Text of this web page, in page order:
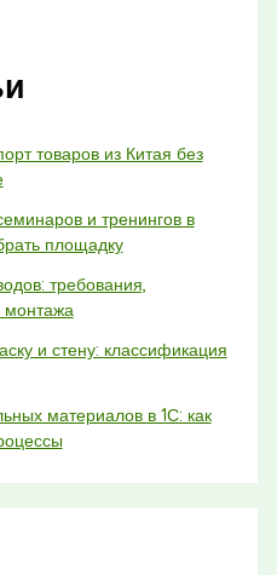
товаров из Китая без
и тренингов в
площадку
требования,
и стену: классификация
материалов в 1С: как